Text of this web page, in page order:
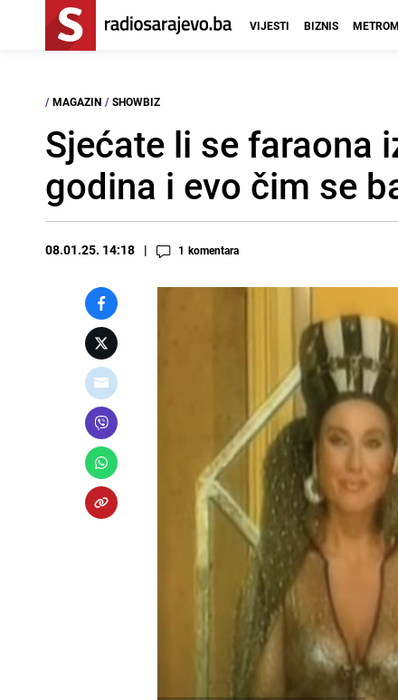
VIJESTI BIZNIS
/ MAGAZIN / SHOWBIZ
Sjećate li se faraona
godina i evo čim se
08.01.25. 14:18 1 komentara